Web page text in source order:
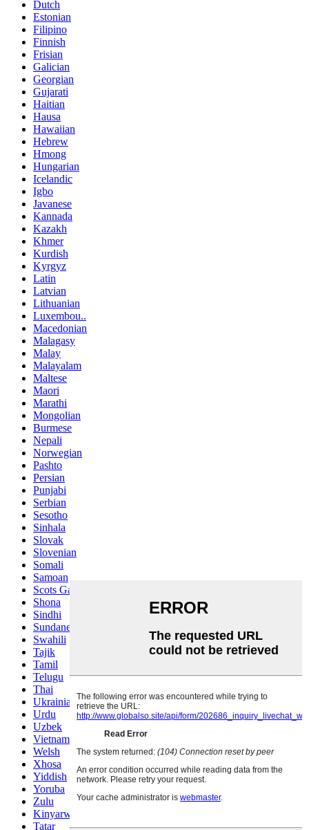
Dutch
Estonian
Filipino
Finnish
Frisian
Galician
Georgian
Gujarati
Haitian
Hausa
Hawaiian
Hebrew
Hmong
Hungarian
Icelandic
Igbo
Javanese
Kannada
Kazakh
Khmer
Kurdish
Kyrgyz
Latin
Latvian
Lithuanian
Luxembou..
Macedonian
Malagasy
Malay
Malayalam
Maltese
Maori
Marathi
Mongolian
Burmese
Nepali
Norwegian
Pashto
Persian
Punjabi
Serbian
Sesotho
Sinhala
Slovak
Slovenian
Somali
Samoan
Scots Gaelic
Shona
Sindhi
Sundanese
Swahili
Tajik
Tamil
Telugu
Thai
Ukrainian
Urdu
Uzbek
Vietnamese
Welsh
Xhosa
Yiddish
Yoruba
Zulu
Kinyarwanda
Tatar